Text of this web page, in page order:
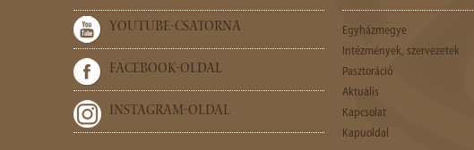
YOUTUBE-CSATORNA
FACEBOOK-OLDAL
INSTAGRAM-OLDAL
Egyházmegye
Intézmények, szervezetek
Pasztoráció
Aktuális
Kapcsolat
Kapuoldal